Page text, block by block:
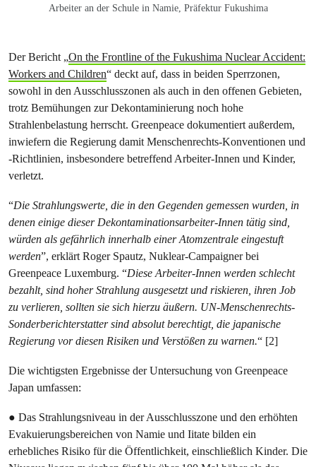
Arbeiter an der Schule in Namie, Präfektur Fukushima
Der Bericht „​On the Frontline of the Fukushima Nuclear Accident:
Workers and Children​“ deckt auf, dass in beiden Sperrzonen,
sowohl in den Ausschlusszonen als auch in den offenen Gebieten,
trotz Bemühungen zur Dekontaminierung noch hohe
Strahlenbelastung herrscht. Greenpeace dokumentiert außerdem,
inwiefern die Regierung damit Menschenrechts-Konventionen und
-Richtlinien, insbesondere betreffend Arbeiter-Innen und Kinder,
verletzt.
“​Die Strahlungswerte, die in den Gegenden gemessen wurden, in
denen einige dieser Dekontaminationsarbeiter-Innen tätig sind,
würden als gefährlich innerhalb einer Atomzentrale eingestuft
werden​”, erklärt Roger Spautz, Nuklear-Campaigner bei
Greenpeace Luxemburg. “​Diese Arbeiter-Innen werden schlecht
bezahlt, sind hoher Strahlung ausgesetzt und riskieren, ihren Job
zu verlieren, sollten sie sich hierzu äußern. UN-Menschenrechts-
Sonderberichterstatter sind absolut berechtigt, die japanische
Regierung vor diesen Risiken und Verstößen zu warnen.​“ [2]
Die wichtigsten Ergebnisse der Untersuchung von Greenpeace
Japan umfassen:
● Das Strahlungsniveau in der Ausschlusszone und den erhöhten
Evakuierungsbereichen von Namie und Iitate bilden ein
erhebliches Risiko für die Öffentlichkeit, einschließlich Kinder. Die